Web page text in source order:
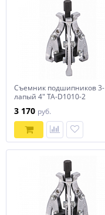
Съемник подшипников 3-
лапый 4" TA-D1010-2
3 170 руб.